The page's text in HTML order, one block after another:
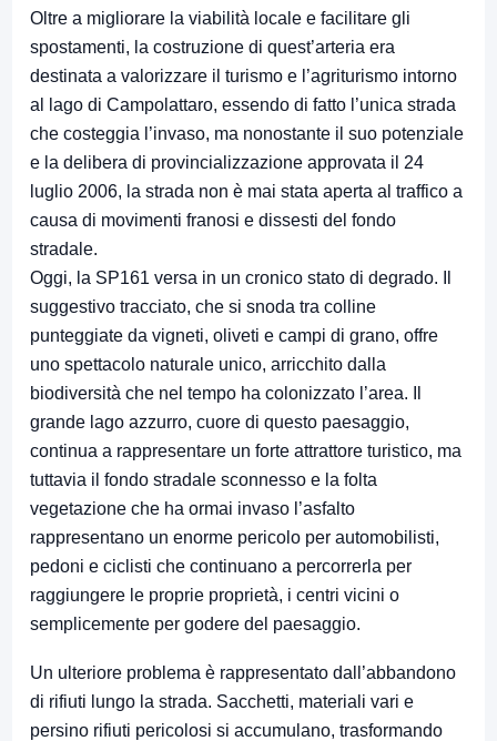
Oltre a migliorare la viabilità locale e facilitare gli
spostamenti, la costruzione di quest’arteria era
destinata a valorizzare il turismo e l’agriturismo intorno
al lago di Campolattaro, essendo di fatto l’unica strada
che costeggia l’invaso, ma nonostante il suo potenziale
e la delibera di provincializzazione approvata il 24
luglio 2006, la strada non è mai stata aperta al traffico a
causa di movimenti franosi e dissesti del fondo
stradale.
Oggi, la SP161 versa in un cronico stato di degrado. Il
suggestivo tracciato, che si snoda tra colline
punteggiate da vigneti, oliveti e campi di grano, offre
uno spettacolo naturale unico, arricchito dalla
biodiversità che nel tempo ha colonizzato l’area. Il
grande lago azzurro, cuore di questo paesaggio,
continua a rappresentare un forte attrattore turistico, ma
tuttavia il fondo stradale sconnesso e la folta
vegetazione che ha ormai invaso l’asfalto
rappresentano un enorme pericolo per automobilisti,
pedoni e ciclisti che continuano a percorrerla per
raggiungere le proprie proprietà, i centri vicini o
semplicemente per godere del paesaggio.
Un ulteriore problema è rappresentato dall’abbandono
di rifiuti lungo la strada. Sacchetti, materiali vari e
persino rifiuti pericolosi si accumulano, trasformando